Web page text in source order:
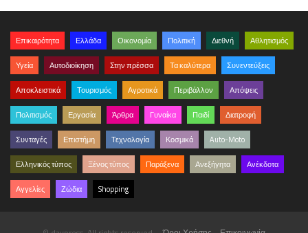
Επικαιρότητα Ελλάδα Οικονομία Πολιτική Διεθνή Αθλητισμός
Υγεία Αυτοδιοίκηση Στην πρέσσα Τα καλύτερα Συνεντεύξεις
Αποκλειστικά Τουρισμός Αγροτικά Περιβάλλον Απόψεις
Πολιτισμός Εργασία Άρθρα Γυναίκα Παιδί Διατροφή
Συνταγές Επιστήμη Τεχνολογία Κοσμικά Auto-Moto
Ελληνικός τύπος Ξένος τύπος Παράξενα Ανεξήγητα Ανέκδοτα
Αγγελίες Ζώδια Shopping